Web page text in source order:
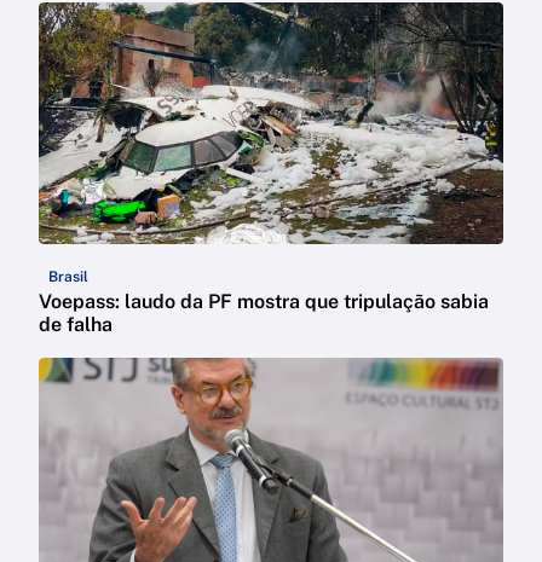
Brasil
Voepass: laudo da PF mostra que tripulação sabia
de falha